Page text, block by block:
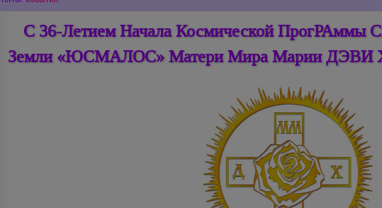
С 36-Летием Начала Космической ПрогРАммы
Земли «ЮСМАЛОС» Матери Мира Марии ДЭВИ